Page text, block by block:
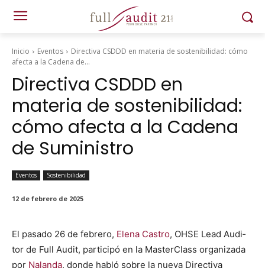
Inicio Eventos
Directiva CSDDD en materia de sostenibilidad: cómo
afecta a la Cadena de...
Directiva CSDDD en
materia de sostenibilidad:
cómo afecta a la Cadena
de Suministro
Eventos Sostenibilidad
12 de febrero de 2025
El pasa­do 26 de febrero, Ele­na Cas­tro, OHSE Lead Audi­
tor de Full Audit, par­ticipó en la Mas­ter­Class orga­ni­za­da
por Nalan­da, donde habló sobre la nue­va Direc­ti­va